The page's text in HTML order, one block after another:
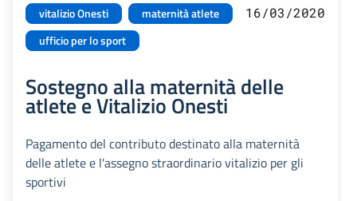
vitalizio Onesti
maternità atlete
ufficio per lo sport
16/03/2020
Sostegno alla maternità delle
atlete e Vitalizio Onesti
Pagamento del contributo destinato alla maternità
delle atlete e l'assegno straordinario vitalizio per gli
sportivi